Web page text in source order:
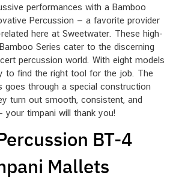
performances with a Bamboo
Percussion — a favorite provider
here at Sweetwater. These high-
Series cater to the discerning
percussion world. With eight models
to find the right tool for the job. The
goes through a special construction
turn out smooth, consistent, and
your timpani will thank you!
BT-4
Mallets